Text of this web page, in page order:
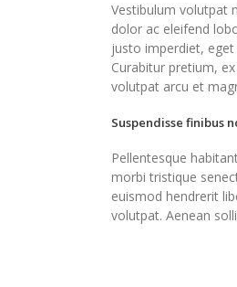
Vestibulum volutpat
dolor ac eleifend
justo imperdiet,
Curabitur pretium,
volutpat arcu et
Suspendisse finibus
Pellentesque
morbi tristique
euismod hendrerit
volutpat. Aenean